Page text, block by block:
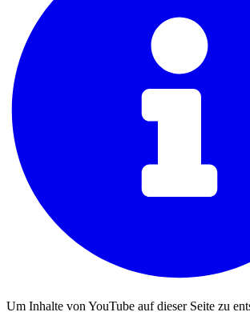
Um Inhalte von YouTube auf dieser Seite zu